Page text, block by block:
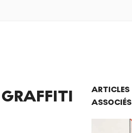
ARTICLES
ASSOCIÉS